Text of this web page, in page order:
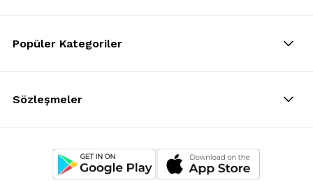
Popüler Kategoriler
Sözleşmeler